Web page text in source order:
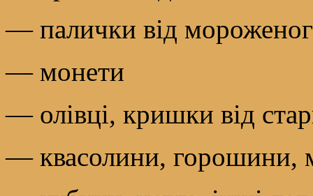
— палички від
— монети
— олівці, кришки від
— квасолини, горошини,